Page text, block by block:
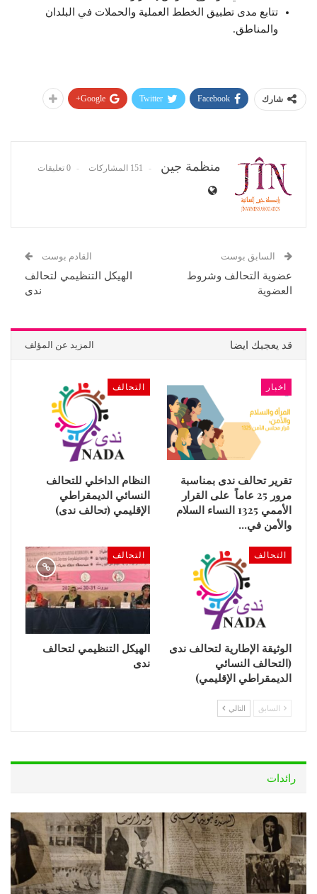
تتابع مدى تطبيق الخطط العملية والحملات في البلدان
والمناطق.
شارك Facebook
Twitter
Google+
منظمة جين 151 المشاركات 0 تعليقات
السابق بوست
عضوية التحالف وشروط
العضوية
القادم بوست
الهيكل التنظيمي لتحالف
ندى
قد يعجبك ايضا المزيد عن المؤلف
اخبار
تقرير تحالف ندى بمناسبة
مرور 25 عاماً على القرار
الأممي 1325 النساء السلام
والأمن في…
التحالف
النظام الداخلي للتحالف
النسائي الديمقراطي
الإقليمي (تحالف ندى)
التحالف
الوثيقة الإطارية لتحالف ندى
(التحالف النسائي
الديمقراطي الإقليمي)
التحالف
الهيكل التنظيمي لتحالف
ندى
السابق التالي
رائدات